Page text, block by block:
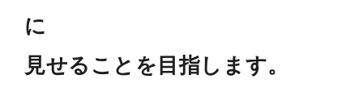
に
見せることを目指します。